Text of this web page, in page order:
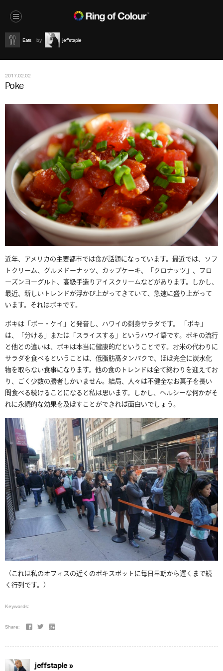
Eats jeffstaple
2017.02.02
Poke
近年、アメリカの主要都市では食が話題になっています。最近では、ソフ
トクリーム、グルメドーナッツ、カップケーキ、「クロナッツ」、フロ
ーズンヨーグルト、高級手造りアイスクリームなどがあります。しかし、
最近、新しいトレンドが浮かび上がってきていて、急速に盛り上がって
います。それはポキです。
ポキは「ポー・ケイ」と発音し、ハワイの刺身サラダです。 「ポキ」
は、「分ける」または「スライスする」というハワイ語です。ポキの流行
と他との違いは、ポキは本当に健康的だということです。お米の代わりに
サラダを食べるということは、低脂肪高タンパクで、ほぼ完全に炭水化
物を取らない食事になります。他の食のトレンドは全て終わりを迎えてお
り、ごく少数の勝者しかいません。結局、人々は不健全なお菓子を長い
間食べる続けることになると私は思います。しかし、ヘルシーな何かがそ
れに永続的な効果を及ぼすことができれば面白いでしょう。
（これは私のオフィスの近くのポキスポットに毎日早朝から遅くまで続
く行列です。）
Keywords:
Share:
jeffstaple »